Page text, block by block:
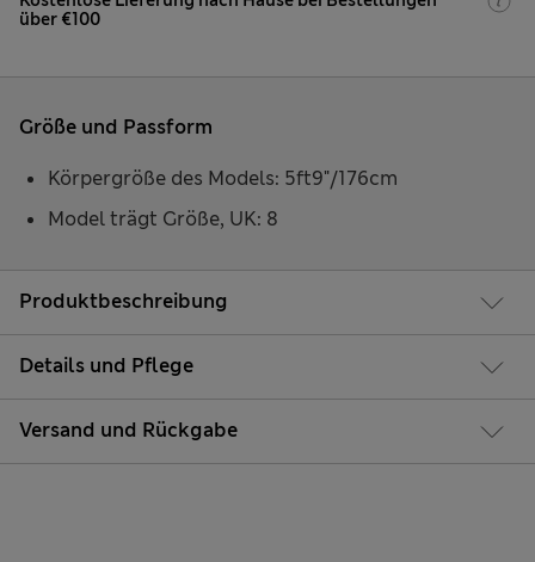
über €100
Produktbeschreibung
Details und Pflege
Versand und Rückgabe
Größe und Passform
Körpergröße des Models: 5ft9"/176cm
Model trägt Größe, UK: 8